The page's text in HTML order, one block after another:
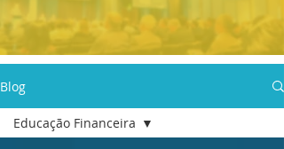
Blog
Educação Financeira